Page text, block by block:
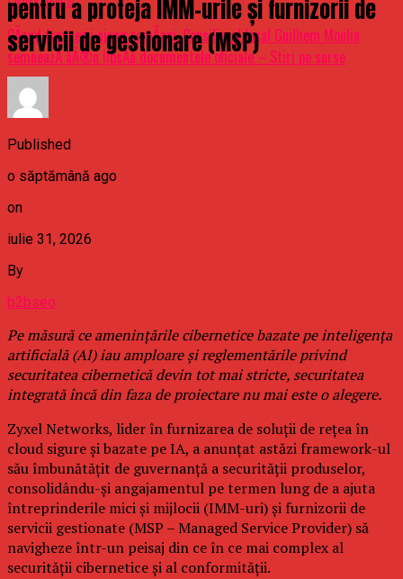
CÃ¢nd francezii ajung romÃ¢ni. Consilierul local Guilhem Moulin
semneazÄ âÃ®n lipsÄâ documentele oficiale – Stiri pe surse
pentru a proteja IMM-urile și furnizorii de
servicii de gestionare (MSP)
Published
o săptămână ago
on
iulie 31, 2026
By
b2bseo
Pe măsură ce amenințările cibernetice bazate pe inteligența
artificială (AI) iau amploare și reglementările privind
securitatea cibernetică devin tot mai stricte, securitatea
integrată încă din faza de proiectare nu mai este o alegere.
Zyxel Networks, lider în furnizarea de soluții de rețea în
cloud sigure și bazate pe IA, a anunțat astăzi framework-ul
său îmbunătățit de guvernanță a securității produselor,
consolidându-și angajamentul pe termen lung de a ajuta
întreprinderile mici și mijlocii (IMM-uri) și furnizorii de
servicii gestionate (MSP – Managed Service Provider) să
navigheze într-un peisaj din ce în ce mai complex al
securității cibernetice și al conformității.